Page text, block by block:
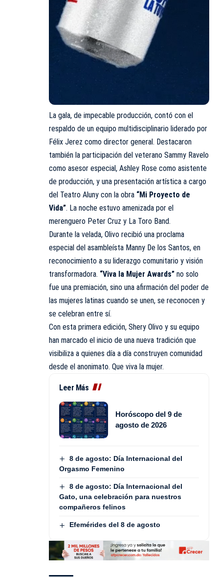
La gala, de impecable producción, contó con el
respaldo de un equipo multidisciplinario liderado por
Félix Jerez como director general. Destacaron
también la participación del veterano Sammy Ravelo
como asesor especial, Ashley Rose como asistente
de producción, y una presentación artística a cargo
del Teatro Aluny con la obra “Mi Proyecto de
Vida”. La noche estuvo amenizada por el
merenguero Peter Cruz y La Toro Band.
Durante la velada, Olivo recibió una proclama
especial del asambleísta Manny De los Santos, en
reconocimiento a su liderazgo comunitario y visión
transformadora. “Viva la Mujer Awards” no solo
fue una premiación, sino una afirmación del poder de
las mujeres latinas cuando se unen, se reconocen y
se celebran entre sí.
Con esta primera edición, Shery Olivo y su equipo
han marcado el inicio de una nueva tradición que
visibiliza a quienes día a día construyen comunidad
desde el anonimato. Que viva la mujer.
Leer Más
Horóscopo del 9 de
agosto de 2026
8 de agosto: Día Internacional del
Orgasmo Femenino
8 de agosto: Día Internacional del
Gato, una celebración para nuestros
compañeros felinos
Efemérides del 8 de agosto